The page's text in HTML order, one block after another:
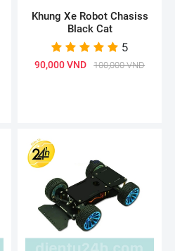
Khung Xe Robot Chasiss
Black Cat
5
90,000 VND 100,000 VND